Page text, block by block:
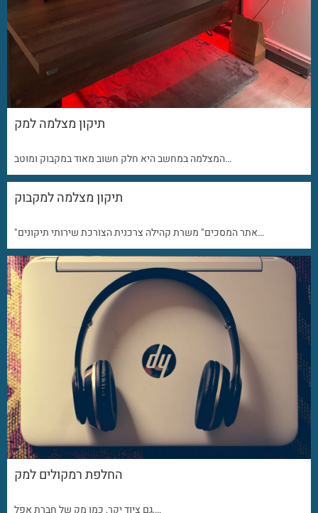
תיקון מצלמה למק
המצלמה במחשב היא חלק חשוב מאוד במקבוק ומוטב…
תיקון מצלמה למקבוק
"אתר המסכים" משרת קהילה צרכנית הצורכת שירותי תיקונים…
החלפת רמקולים למק
גם ציוד יקר, כמו מק של חברת אפל,…